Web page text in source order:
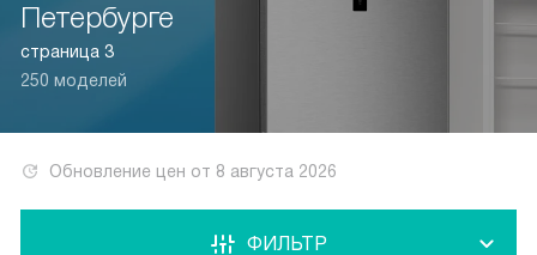
Петербурге
страница 3
250 моделей
Обновление цен от 8 августа 2026
ФИЛЬТР